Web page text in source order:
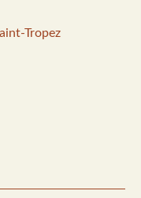
Tropez